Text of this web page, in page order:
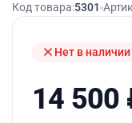
Код товара:5301
Нет в наличии
14 500